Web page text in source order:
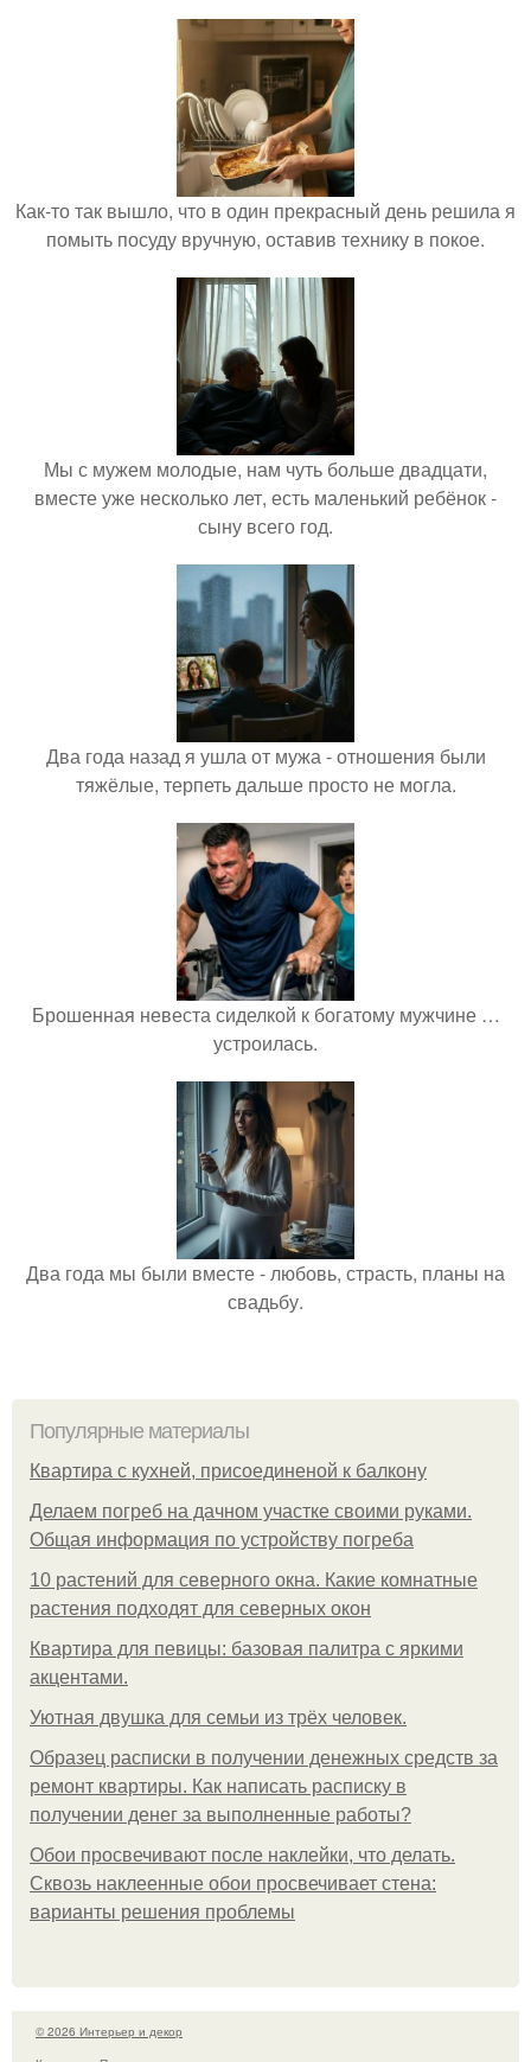
Как-то так вышло, что в один прекрасный день решила я
помыть посуду вручную, оставив технику в покое.
Мы с мужем молодые, нам чуть больше двадцати,
вместе уже несколько лет, есть маленький ребёнок -
сыну всего год.
Два года назад я ушла от мужа - отношения были
тяжёлые, терпеть дальше просто не могла.
Брошенная невеста сиделкой к богатому мужчине …
устроилась.
Два года мы были вместе - любовь, страсть, планы на
свадьбу.
Популярные материалы
Квартира с кухней, присоединеной к балкону
Делаем погреб на дачном участке своими руками.
Общая информация по устройству погреба
10 растений для северного окна. Какие комнатные
растения подходят для северных окон
Квартира для певицы: базовая палитра с яркими
акцентами.
Уютная двушка для семьи из трёх человек.
Образец расписки в получении денежных средств за
ремонт квартиры. Как написать расписку в
получении денег за выполненные работы?
Обои просвечивают после наклейки, что делать.
Сквозь наклеенные обои просвечивает стена:
варианты решения проблемы
© 2026 Интерьер и декор